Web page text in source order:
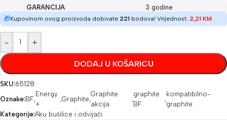
GARANCIJA
3 godine
🎁Kupovinom ovog proizvoda dobivate 221 bodova! Vrijednost: 2,21 KM
- +
DODAJ U KOŠARICU
SKU:65128
Oznake:BF,
Energy
+
,Graphite,
Graphite
akcija
,
graphite
BF
,
kompatibilno-
graphite
Kategorije:Aku bušilice i odvijači